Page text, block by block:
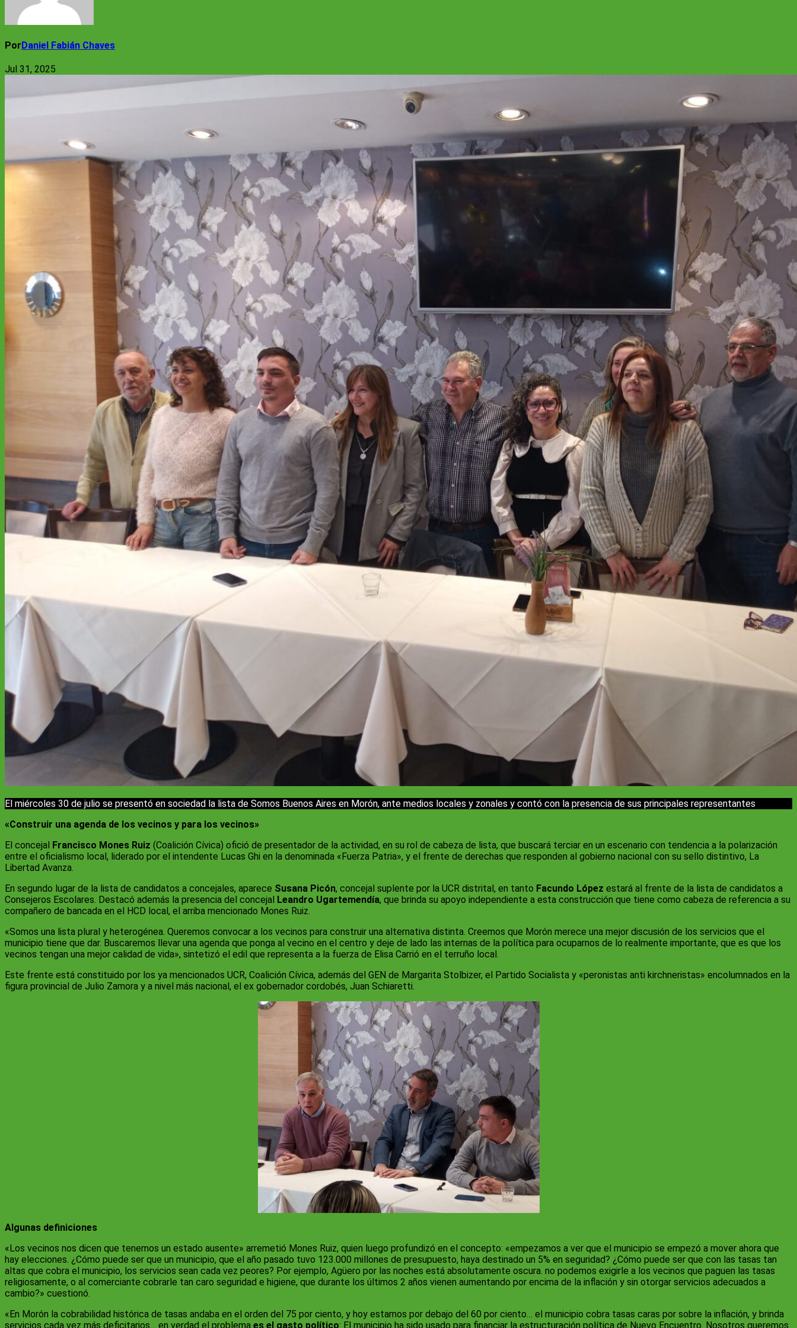
PorDaniel Fabián Chaves
Jul 31, 2025
El miércoles 30 de julio se presentó en sociedad la lista de Somos Buenos Aires en Morón, ante medios locales y zonales y contó con la presencia de sus principales representantes
«Construir una agenda de los vecinos y para los vecinos»
El concejal Francisco Mones Ruiz (Coalición Cívica) ofició de presentador de la actividad, en su rol de cabeza de lista, que buscará terciar en un escenario con tendencia a la polarización
entre el oficialismo local, liderado por el intendente Lucas Ghi en la denominada «Fuerza Patria», y el frente de derechas que responden al gobierno nacional con su sello distintivo, La
Libertad Avanza.
En segundo lugar de la lista de candidatos a concejales, aparece Susana Picón, concejal suplente por la UCR distrital, en tanto Facundo López estará al frente de la lista de candidatos a
Consejeros Escolares. Destacó además la presencia del concejal Leandro Ugartemendía, que brinda su apoyo independiente a esta construcción que tiene como cabeza de referencia a su
compañero de bancada en el HCD local, el arriba mencionado Mones Ruiz.
«Somos una lista plural y heterogénea. Queremos convocar a los vecinos para construir una alternativa distinta. Creemos que Morón merece una mejor discusión de los servicios que el
municipio tiene que dar. Buscaremos llevar una agenda que ponga al vecino en el centro y deje de lado las internas de la política para ocuparnos de lo realmente importante, que es que los
vecinos tengan una mejor calidad de vida», sintetizó el edil que representa a la fuerza de Elisa Carrió en el terruño local.
Este frente está constituido por los ya mencionados UCR, Coalición Cívica, además del GEN de Margarita Stolbizer, el Partido Socialista y «peronistas anti kirchneristas» encolumnados en la
figura provincial de Julio Zamora y a nivel más nacional, el ex gobernador cordobés, Juan Schiaretti.
Algunas definiciones
«Los vecinos nos dicen que tenemos un estado ausente» arremetió Mones Ruiz, quien luego profundizó en el concepto: «empezamos a ver que el municipio se empezó a mover ahora que
hay elecciones. ¿Cómo puede ser que un municipio, que el año pasado tuvo 123.000 millones de presupuesto, haya destinado un 5% en seguridad? ¿Cómo puede ser que con las tasas tan
altas que cobra el municipio, los servicios sean cada vez peores? Por ejemplo, Agüero por las noches está absolutamente oscura. no podemos exigirle a los vecinos que paguen las tasas
religiosamente, o al comerciante cobrarle tan caro seguridad e higiene, que durante los últimos 2 años vienen aumentando por encima de la inflación y sin otorgar servicios adecuados a
cambio?» cuestionó.
«En Morón la cobrabilidad histórica de tasas andaba en el orden del 75 por ciento, y hoy estamos por debajo del 60 por ciento… el municipio cobra tasas caras por sobre la inflación, y brinda
servicios cada vez más deficitarios… en verdad el problema es el gasto político: El municipio ha sido usado para financiar la estructuración política de Nuevo Encuentro. Nosotros queremos